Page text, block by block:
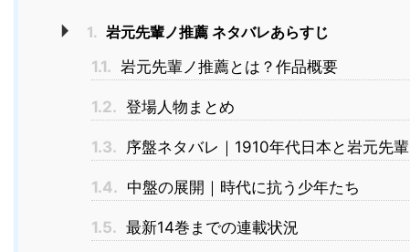
1. 岩元先輩ノ推薦 ネタバレあらすじ
1.1. 岩元先輩ノ推薦とは？作品概要
1.2. 登場人物まとめ
1.3. 序盤ネタバレ｜1910年代日本と岩元先輩
1.4. 中盤の展開｜時代に抗う少年たち
1.5. 最新14巻までの連載状況